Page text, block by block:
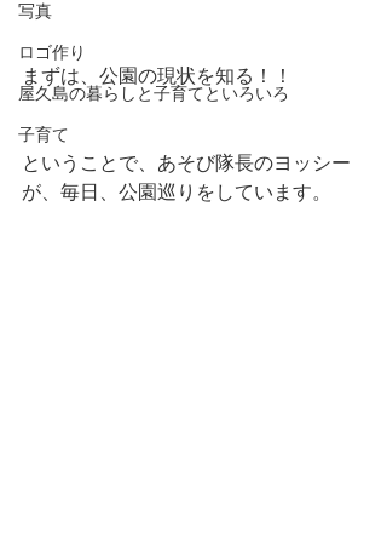
写真
ロゴ作り
屋久島の暮らしと子育てといろいろ
子育て
まずは、公園の現状を知る！！
ということで、あそび隊長のヨッシー
が、毎日、公園巡りをしています。